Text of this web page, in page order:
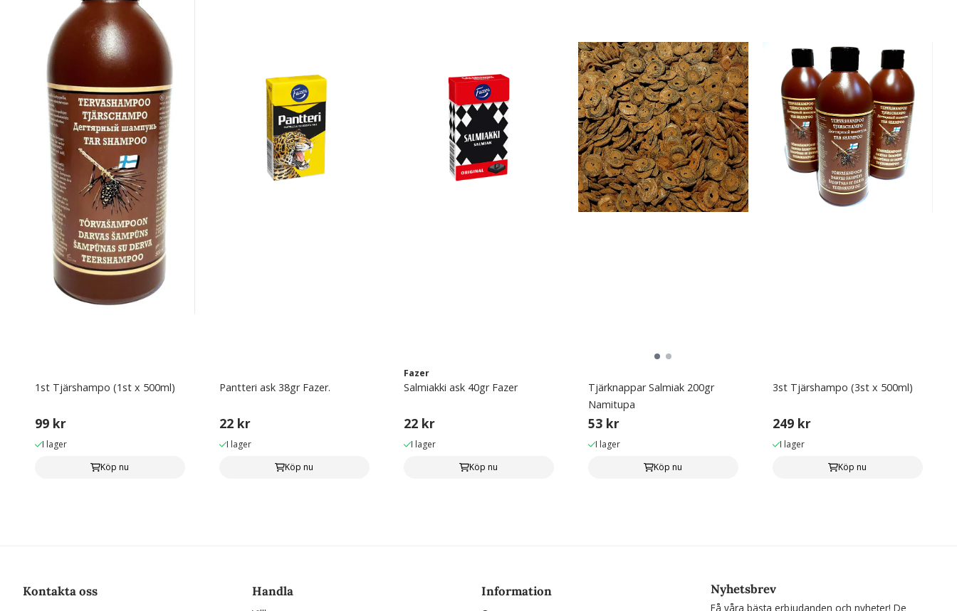
1st Tjärshampo (1st x 500ml)
99 kr
I lager
Köp nu
Pantteri ask 38gr Fazer.
22 kr
I lager
Köp nu
Fazer
Salmiakki ask 40gr Fazer
22 kr
I lager
Köp nu
Tjärknappar Salmiak 200gr
Namitupa
53 kr
I lager
Köp nu
3st Tjärshampo (3st x 500ml)
249 kr
I lager
Köp nu
Kontakta oss Handla Information Nyhetsbrev
Få våra bästa erbjudanden och nyheter! De